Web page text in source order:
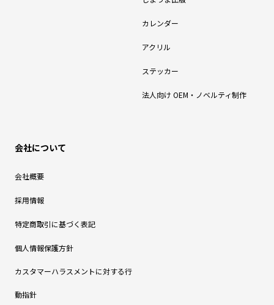
カレンダー
アクリル
ステッカー
法人向け OEM・ノベルティ制作
会社について
会社概要
採用情報
特定商取引に基づく表記
個人情報保護方針
カスタマーハラスメントに対する行
動指針